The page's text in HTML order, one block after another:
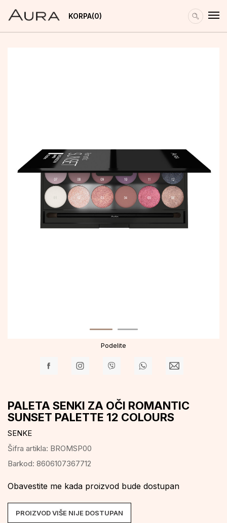
KORPA 0
Podelite
PALETA SENKI ZA OČI ROMANTIC
SUNSET PALETTE 12 COLOURS
SENKE
Šifra artikla: BROMSP00
Barkod: 8606107367712
Obavestite me kada proizvod bude dostupan
PROIZVOD VIŠE NIJE DOSTUPAN